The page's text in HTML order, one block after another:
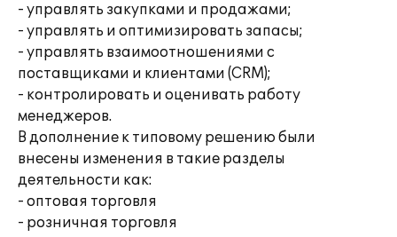
- управлять закупками и продажами;
- управлять и оптимизировать запасы;
- управлять взаимоотношениями с
поставщиками и клиентами (CRM);
- контролировать и оценивать работу
менеджеров.
В дополнение к типовому решению были
внесены изменения в такие разделы
деятельности как:
- оптовая торговля
- розничная торговля